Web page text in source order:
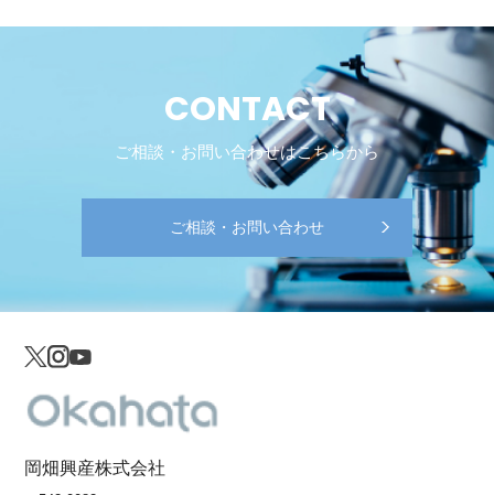
CONTACT
ご相談・お問い合わせはこちらから
ご相談・お問い合わせ
岡畑興産株式会社